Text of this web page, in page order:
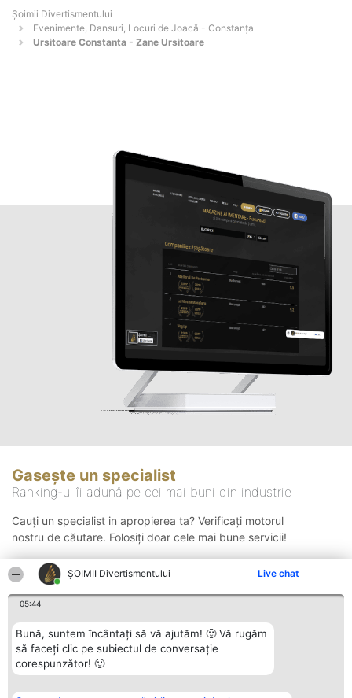
ŞOIMII Divertismentului Live chat
05:44
Bună, suntem încântați să vă ajutăm! 🙂 Vă rugăm
să faceți clic pe subiectul de conversație
corespunzător! 🙂
Şoimii Divertismentului
Evenimente, Dansuri, Locuri de Joacă - Constanţa
Ursitoare Constanta - Zane Ursitoare
Gasește un specialist
Ranking-ul îi adună pe cei mai buni din industrie
Cauți un specialist in apropierea ta? Verificați motorul
nostru de căutare. Folosiți doar cele mai bune servicii!